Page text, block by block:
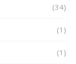
(34)
(1)
(1)